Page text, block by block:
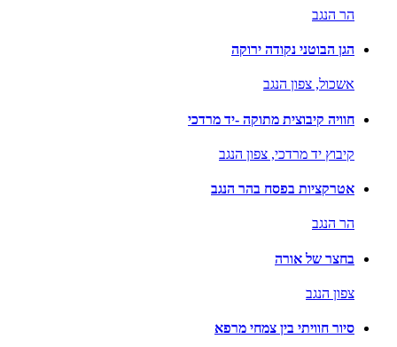
הר הנגב
הגן הבוטני נקודה ירוקה
אשכול, צפון הנגב
חוויה קיבוצית מתוקה -יד מרדכי
קיבוץ יד מרדכי, צפון הנגב
אטרקציות בפסח בהר הנגב
הר הנגב
בחצר של אורה
צפון הנגב
סיור חוויתי בין צמחי מרפא